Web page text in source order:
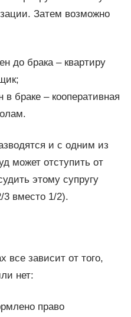
Затем возможно
до брака – квартиру
браке – кооперативная
и с одним из
может отступить от
этому супругу
вместо 1/2).
все зависит от того,
нет:
право